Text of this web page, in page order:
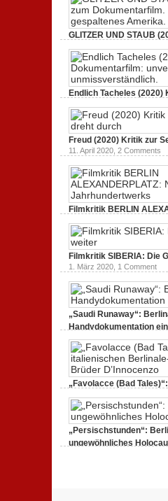
GLITZER UND STAUB
Dokumentarfilm.
gespaltenes Amerika.
3. Oktober 2020,2
Endlich Tacheles (2020)
Dokumentarfilm:
unmissverständlich.
19. Mai 2020,0 Comments
Freud (2020) Kritik zur
11. April 2020, 2 Comments
Filmkritik BERLIN
Neuauflage eines
1. März 2020,2 Comments
Filmkritik SIBERIA: Die
1. März 2020, 1 Comment
„Saudi Runaway“:
Handydokumentation
„Favolacce (Bad
Berlinale-Beitrags der
25. Februar 2020,2
„Persischstunden“:
ungewöhnliches